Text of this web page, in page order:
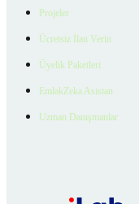
Projeler
Ücretsiz İlan Verin
Üyelik Paketleri
EmlakZeka Asistan
Uzman Danışmanlar